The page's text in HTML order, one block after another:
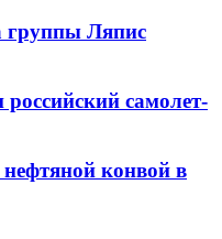
группы Ляпис
самолет-
конвой в